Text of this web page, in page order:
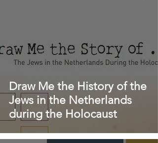
Draw Me the History of the
Jews in the Netherlands
during the Holocaust